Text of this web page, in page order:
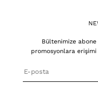
Bültenimize
promosyonlara erişimi